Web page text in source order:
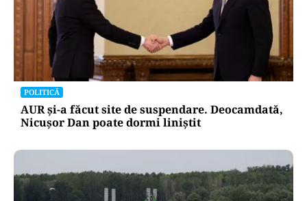
POLITICĂ
AUR și-a făcut site de suspendare. Deocamdată,
Nicușor Dan poate dormi liniștit